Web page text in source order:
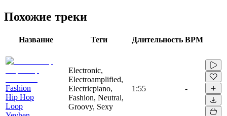
Похожие треки
Название Теги Длительность BPM
Fashion
Hip Hop
Loop
Electronic,
Electroamplified,
Electricpiano,
Fashion, Neutral,
Groovy, Sexy
1:55 -